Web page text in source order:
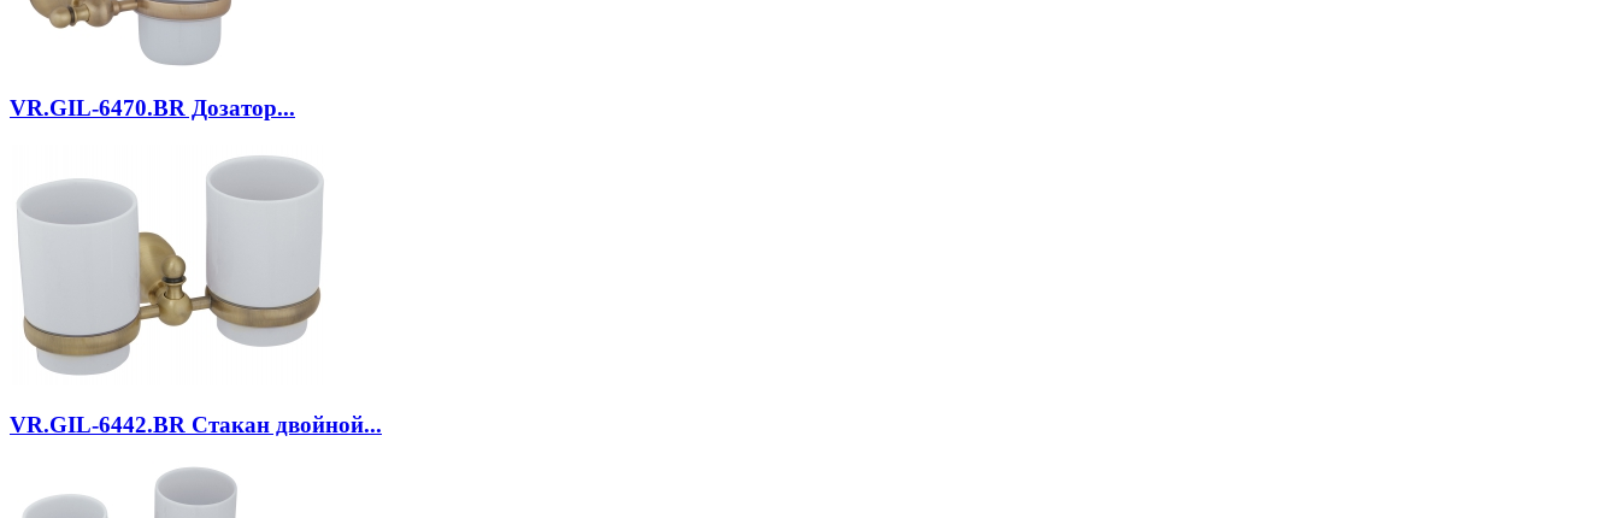
VR.GIL-6470.BR Дозатор...
VR.GIL-6442.BR Стакан двойной...